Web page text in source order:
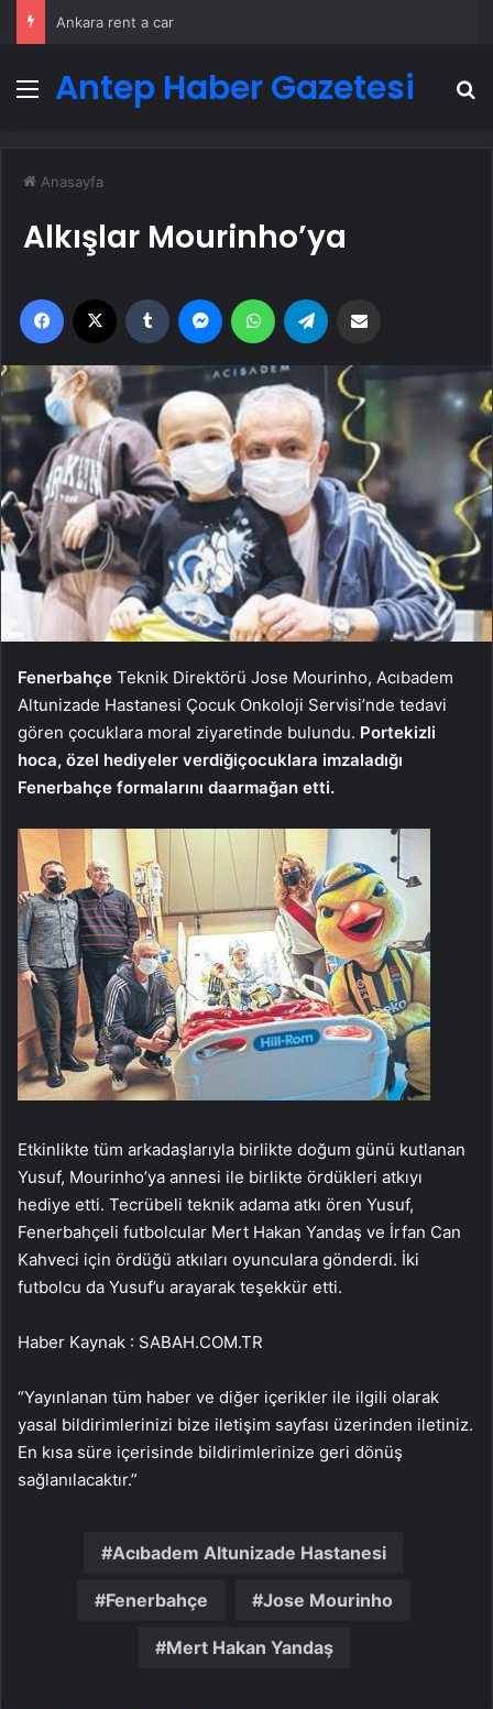
Ankara rent a car
Menü
Antep Haber Gazetesi
Anasayfa
Alkışlar Mourinho’ya
Facebook Tumblr MessengerWhatsApp
Fenerbahçe Teknik Direktörü Jose Mourinho, Acıbadem
Altunizade Hastanesi Çocuk Onkoloji Servisi’nde tedavi
gören çocuklara moral ziyaretinde bulundu. Portekizli
hoca, özel hediyeler verdiğiçocuklara imzaladığı
Fenerbahçe formalarını daarmağan etti.
Etkinlikte tüm arkadaşlarıyla birlikte doğum günü kutlanan
Yusuf, Mourinho’ya annesi ile birlikte ördükleri atkıyı
hediye etti. Tecrübeli teknik adama atkı ören Yusuf,
Fenerbahçeli futbolcular Mert Hakan Yandaş ve İrfan Can
Kahveci için ördüğü atkıları oyunculara gönderdi. İki
futbolcu da Yusuf’u arayarak teşekkür etti.
Haber Kaynak : SABAH.COM.TR
“Yayınlanan tüm haber ve diğer içerikler ile ilgili olarak
yasal bildirimlerinizi bize iletişim sayfası üzerinden iletiniz.
En kısa süre içerisinde bildirimlerinize geri dönüş
sağlanılacaktır.”
Acıbadem Altunizade Hastanesi
Fenerbahçe Jose Mourinho
Mert Hakan Yandaş